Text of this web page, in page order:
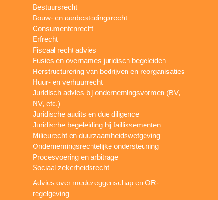
Bestuursrecht
Bouw- en aanbestedingsrecht
Consumentenrecht
Erfrecht
Fiscaal recht advies
Fusies en overnames juridisch begeleiden
Herstructurering van bedrijven en reorganisaties
Huur- en verhuurrecht
Juridisch advies bij ondernemingsvormen (BV,
NV, etc.)
Juridische audits en due diligence
Juridische begeleiding bij faillissementen
Milieurecht en duurzaamheidswetgeving
Ondernemingsrechtelijke ondersteuning
Procesvoering en arbitrage
Sociaal zekerheidsrecht
Advies over medezeggenschap en OR-
regelgeving